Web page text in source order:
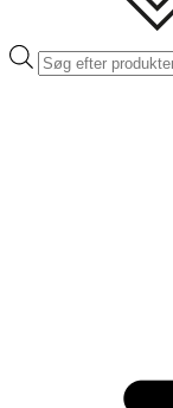
Products
search